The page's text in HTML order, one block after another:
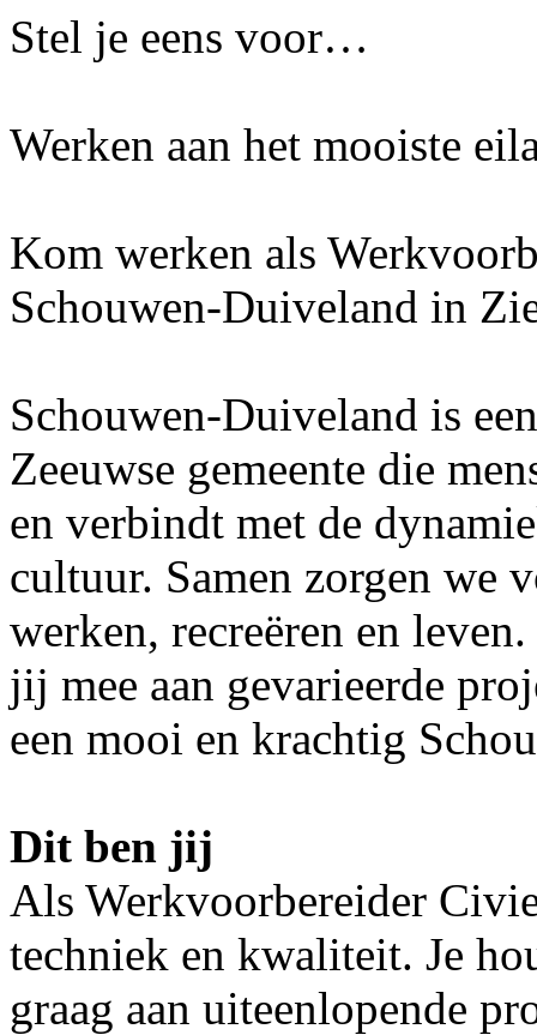
Stel je eens voor…
Werken aan het mooiste
Kom werken als
Schouwen-Duiveland in
Schouwen-Duiveland is
Zeeuwse gemeente die
en verbindt met de
cultuur. Samen zorgen we
werken, recreëren en
jij mee aan gevarieerde
een mooi en krachtig
Dit ben jij
Als Werkvoorbereider
techniek en kwaliteit. Je
graag aan uiteenlopende